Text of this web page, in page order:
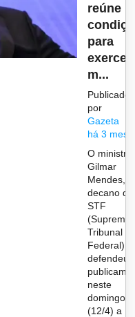
reúne
para
exercer
m...
Publicado
por
Gazeta
há 3
O ministro
Gilmar
Mendes,
decano do
STF
(Supremo
Tribunal
Federal),
defendeu
neste
domingo
(12/4) a